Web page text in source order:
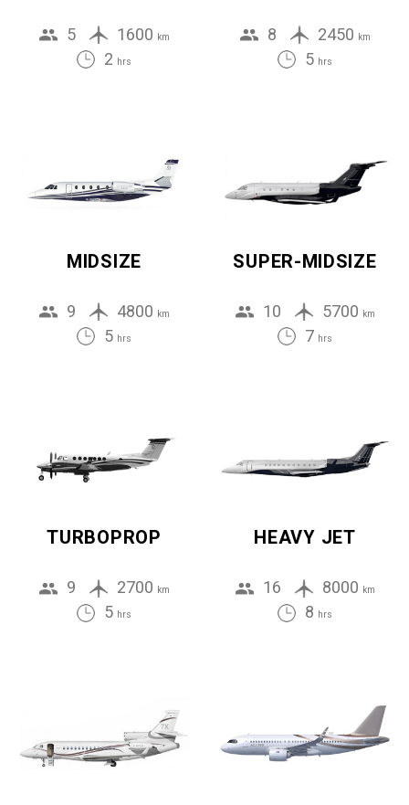
5 1600 km
2 hrs
8 2450 km
5 hrs
MIDSIZE
9 4800 km
5 hrs
SUPER-MIDSIZE
10 5700 km
7 hrs
TURBOPROP
9 2700 km
5 hrs
HEAVY JET
16 8000 km
8 hrs